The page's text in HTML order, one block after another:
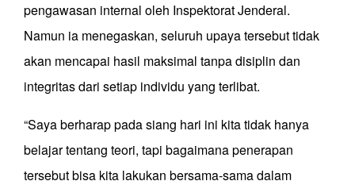
pengawasan internal oleh Inspektorat Jenderal.
Namun ia menegaskan, seluruh upaya tersebut tidak
akan mencapai hasil maksimal tanpa disiplin dan
integritas dari setiap individu yang terlibat.
“Saya berharap pada siang hari ini kita tidak hanya
belajar tentang teori, tapi bagaimana penerapan
tersebut bisa kita lakukan bersama-sama dalam